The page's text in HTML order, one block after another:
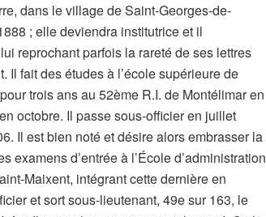
dans le village de Saint-Georges-de-
; elle deviendra institutrice et il
reprochant parfois la rareté de ses lettres
Il fait des études à l’école supérieure de
trois ans au 52ème R.I. de Montélimar en
octobre. Il passe sous-officier en juillet
Il est bien noté et désire alors embrasser la
examens d’entrée à l’École d’administration
Maixent, intégrant cette dernière en
et sort sous-lieutenant, 49e sur 163, le